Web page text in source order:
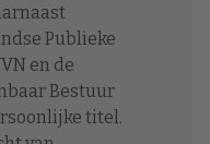
Publieke
en de
Bestuur
titel.